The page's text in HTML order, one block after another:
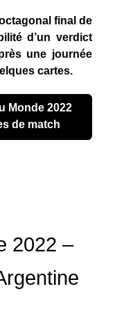
final de
d’un verdict
une journée
cartes.
Monde 2022
de match
2022 –